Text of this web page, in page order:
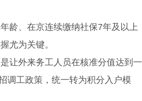
、在京连续缴纳社保7年及以上
尤为关键。
外来务工人员在核准分值达到一
调工政策，统一转为积分入户模